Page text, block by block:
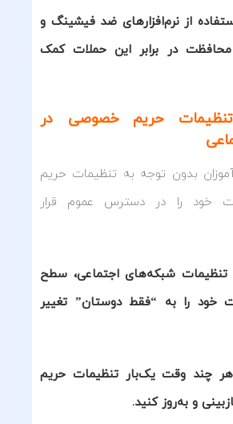
از نرم‌افزارهای ضد فیشینگ و
در برابر این حملات کمک
حریم خصوصی در
بدون توجه به تنظیمات حریم
خود را در دسترس عموم قرار
شبکه‌های اجتماعی، سطح
خود را به “فقط دوستان” تغییر
چند وقت یک‌بار تنظیمات حریم
و به‌روز کنید.